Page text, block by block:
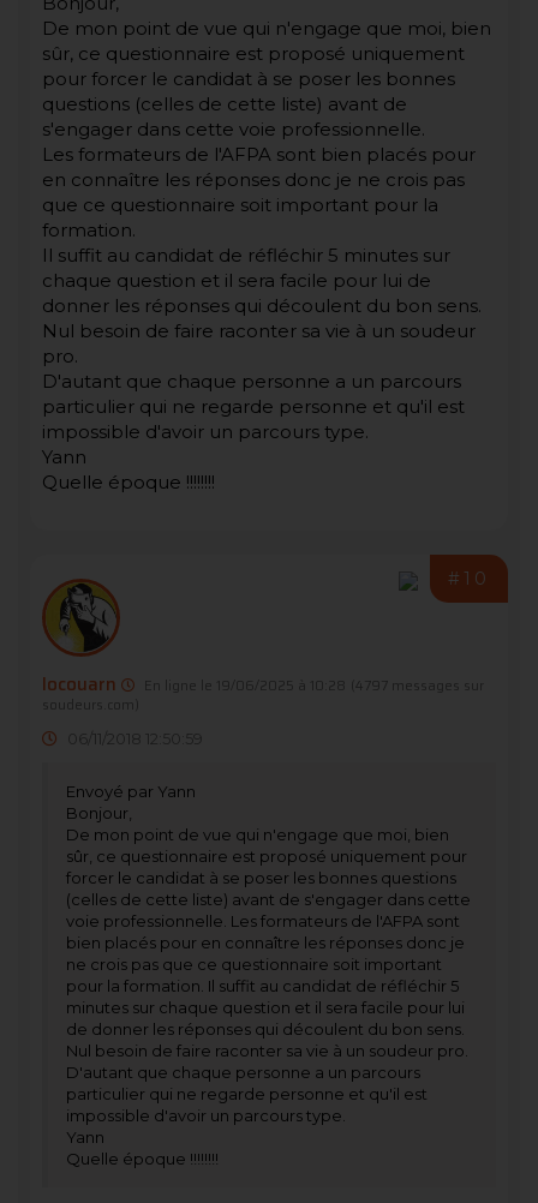
De mon point de vue qui n'engage que moi, bien
sûr, ce questionnaire est proposé uniquement
pour forcer le candidat à se poser les bonnes
questions (celles de cette liste) avant de
s'engager dans cette voie professionnelle.
Les formateurs de l'AFPA sont bien placés pour
en connaître les réponses donc je ne crois pas
que ce questionnaire soit important pour la
formation.
Il suffit au candidat de réfléchir 5 minutes sur
chaque question et il sera facile pour lui de
donner les réponses qui découlent du bon sens.
Nul besoin de faire raconter sa vie à un soudeur
pro.
D'autant que chaque personne a un parcours
particulier qui ne regarde personne et qu'il est
impossible d'avoir un parcours type.
Yann
Quelle époque !!!!!!!!
#10
locouarn En ligne le 19/06/2025 à 10:28
(4797 messages sur
soudeurs.com)
06/11/2018 12:50:59
Envoyé par Yann
Bonjour,
De mon point de vue qui n'engage que moi, bien
sûr, ce questionnaire est proposé uniquement pour
forcer le candidat à se poser les bonnes questions
(celles de cette liste) avant de s'engager dans cette
voie professionnelle. Les formateurs de l'AFPA sont
bien placés pour en connaître les réponses donc je
ne crois pas que ce questionnaire soit important
pour la formation. Il suffit au candidat de réfléchir 5
minutes sur chaque question et il sera facile pour lui
de donner les réponses qui découlent du bon sens.
Nul besoin de faire raconter sa vie à un soudeur pro.
D'autant que chaque personne a un parcours
particulier qui ne regarde personne et qu'il est
impossible d'avoir un parcours type.
Yann
Quelle époque !!!!!!!!